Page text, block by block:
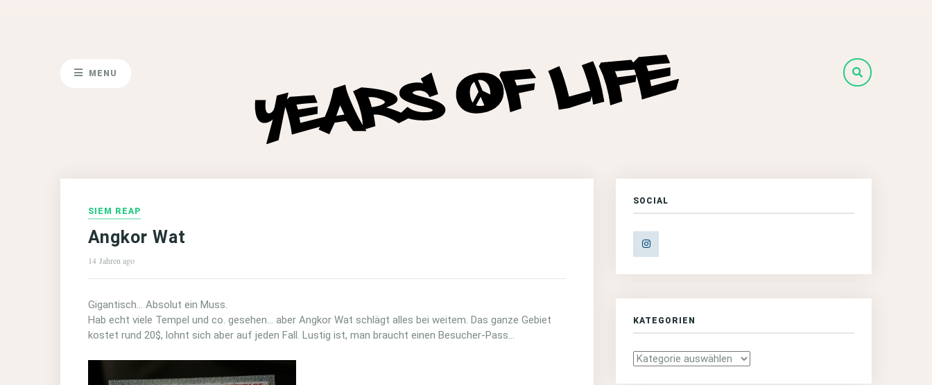
MENU
SIEM REAP
Angkor Wat
14 Jahren ago
Gigantisch… Absolut ein Muss.
Hab echt viele Tempel und co. gesehen… aber Angkor Wat schlägt alles bei weitem. Das ganze Gebiet
kostet rund 20$, lohnt sich aber auf jeden Fall. Lustig ist, man braucht einen Besucher-Pass…
SOCIAL
KATEGORIEN
Kategorien